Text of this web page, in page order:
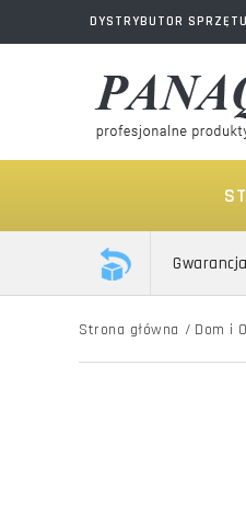
DYSTRYBUTOR
Strona główna / Dom i